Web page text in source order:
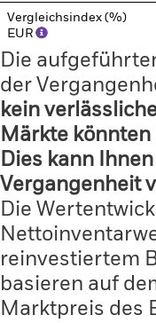
Vergleichsindex (%)
EUR
Die
der
kein
Märkte
Dies kann
Vergangenheit
Die
reinvestiertem
basieren auf
Marktpreis des